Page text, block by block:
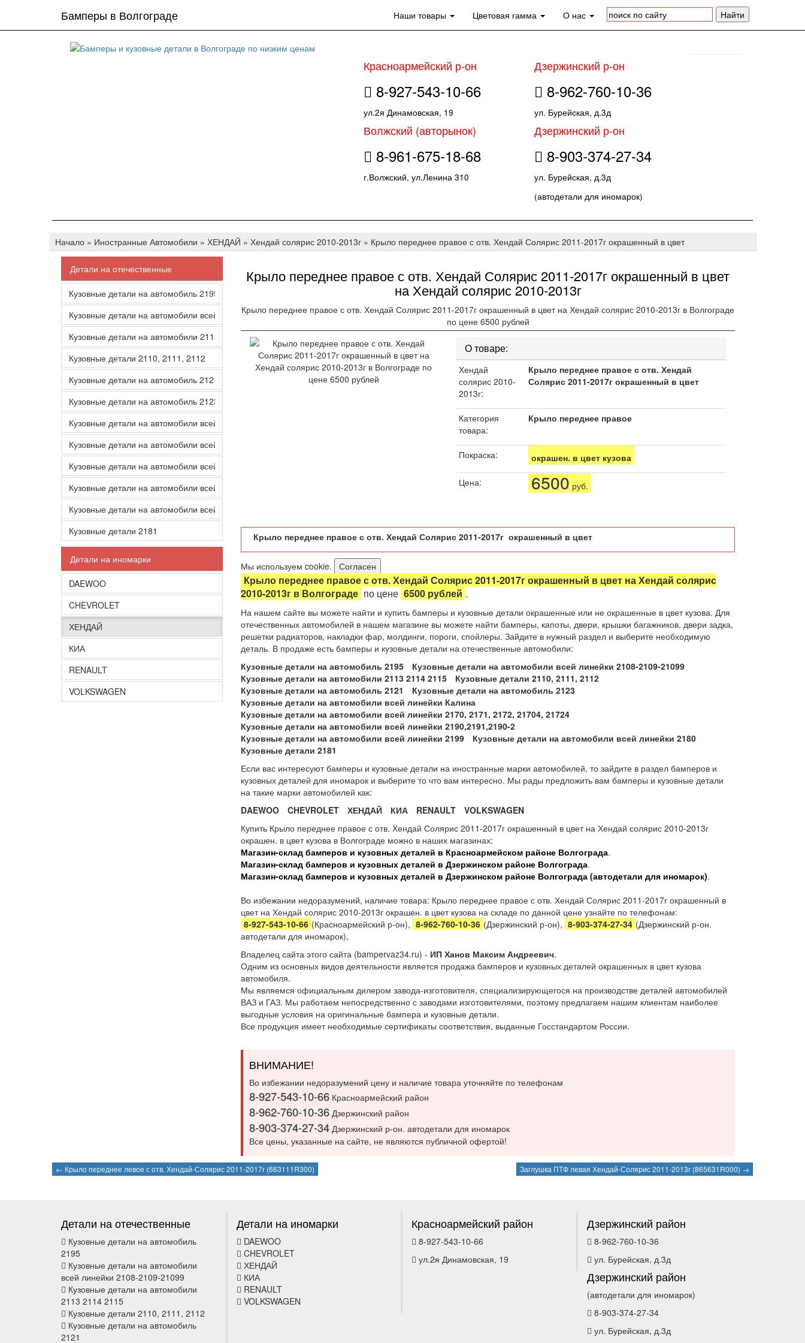
Бамперы в Волгограде Наши товары Цветовая гамма О нас
Красноармейский р-он
8-927-543-10-66
ул.2я Динамовская, 19
Волжский (авторынок)
8-961-675-18-68
г.Волжский, ул.Ленина 310
Дзержинский р-он
8-962-760-10-36
ул. Бурейская, д.3д
Дзержинский р-он
8-903-374-27-34
ул. Бурейская, д.3д
(автодетали для иномарок)
Начало » Иностранные Автомобили » ХЕНДАЙ » Хендай солярис 2010-2013г » Крыло переднее правое с отв. Хендай Солярис 2011-2017г окрашенный в цвет
Детали на отечественные
Кузовные детали на автомобиль 2195
Кузовные детали на автомобили всей линейки 2108-2109-21099
Кузовные детали на автомобили 2113 2114 2115
Кузовные детали 2110, 2111, 2112
Кузовные детали на автомобиль 2121
Кузовные детали на автомобиль 2123
Кузовные детали на автомобили всей линейки Калина
Кузовные детали на автомобили всей линейки 2170, 2171, 2172, 21704, 21724
Кузовные детали на автомобили всей линейки 2190,2191,2190-2
Кузовные детали на автомобили всей линейки 2199
Кузовные детали на автомобили всей линейки 2180
Кузовные детали 2181
Детали на иномарки
DAEWOO
CHEVROLET
ХЕНДАЙ
КИА
RENAULT
VOLKSWAGEN
Крыло переднее правое с отв. Хендай Солярис 2011-2017г окрашенный в цвет
на Хендай солярис 2010-2013г
Крыло переднее правое с отв. Хендай Солярис 2011-2017г окрашенный в цвет на Хендай солярис 2010-2013г в Волгограде
по цене 6500 рублей
О товаре:
Хендай
солярис 2010-
2013г:
Крыло переднее правое с отв. Хендай
Солярис 2011-2017г окрашенный в цвет
Категория
товара:
Крыло переднее правое
Покраска: окрашен. в цвет кузова
Цена: 6500 руб.
Крыло переднее правое с отв. Хендай Солярис 2011-2017г окрашенный в цвет
Мы используем cookie. Согласен
Крыло переднее правое с отв. Хендай Солярис 2011-2017г окрашенный в цвет на Хендай солярис
2010-2013г в Волгограде по цене 6500 рублей .
На нашем сайте вы можете найти и купить бамперы и кузовные детали окрашенные или не окрашенные в цвет кузова. Для
отечественных автомобилей в нашем магазине вы можете найти бамперы, капоты, двери, крышки багажников, двери задка,
решетки радиаторов, накладки фар, молдинги, пороги, спойлеры. Зайдите в нужный раздел и выберите необходимую
деталь. В продаже есть бамперы и кузовные детали на отечественные автомобили:
Кузовные детали на автомобиль 2195
Кузовные детали на автомобили всей линейки 2108-2109-21099
Кузовные детали на автомобили 2113 2114 2115
Кузовные детали 2110, 2111, 2112
Кузовные детали на автомобиль 2121
Кузовные детали на автомобиль 2123
Кузовные детали на автомобили всей линейки Калина
Кузовные детали на автомобили всей линейки 2170, 2171, 2172, 21704, 21724
Кузовные детали на автомобили всей линейки 2190,2191,2190-2
Кузовные детали на автомобили всей линейки 2199
Кузовные детали на автомобили всей линейки 2180
Кузовные детали 2181
Если вас интересуют бамперы и кузовные детали на иностранные марки автомобилей, то зайдите в раздел бамперов и
кузовных деталей для иномарок и выберите то что вам интересно. Мы рады предложить вам бамперы и кузовные детали
на такие марки автомобилей как:
DAEWOO
CHEVROLET ХЕНДАЙ КИА RENAULT
VOLKSWAGEN
Купить Крыло переднее правое с отв. Хендай Солярис 2011-2017г окрашенный в цвет на Хендай солярис 2010-2013г
окрашен. в цвет кузова в Волгограде можно в наших магазинах:
Магазин-склад бамперов и кузовных деталей в Красноармейском районе Волгограда.
Магазин-склад бамперов и кузовных деталей в Дзержинском районе Волгограда.
Магазин-склад бамперов и кузовных деталей в Дзержинском районе Волгограда (автодетали для иномарок).
Во избежании недоразумений, наличие товара: Крыло переднее правое с отв. Хендай Солярис 2011-2017г окрашенный в
цвет на Хендай солярис 2010-2013г окрашен. в цвет кузова на складе по данной цене узнайте по телефонам:
8-927-543-10-66 (Красноармейский р-он), 8-962-760-10-36 (Дзержинский р-он), 8-903-374-27-34 (Дзержинский р-он.
автодетали для иномарок),
Владелец сайта этого сайта (bampervaz34.ru) - ИП Ханов Максим Андреевич.
Одним из основных видов деятельности является продажа бамперов и кузовных деталей окрашенных в цвет кузова
автомобиля.
Мы являемся официальным дилером завода-изготовителя, специализирующегося на производстве деталей автомобилей
ВАЗ и ГАЗ. Мы работаем непосредственно с заводами изготовителями, поэтому предлагаем нашим клиентам наиболее
выгодные условия на оригинальные бампера и кузовные детали.
Все продукция имеет необходимые сертификаты соответствия, выданные Госстандартом России.
ВНИМАНИЕ!
Во избежании недоразумений цену и наличие товара уточняйте по телефонам
8-927-543-10-66 Красноармейский район
8-962-760-10-36 Дзержинский район
8-903-374-27-34 Дзержинский р-он. автодетали для иномарок
Все цены, указанные на сайте, не являются публичной офертой!
← Крыло переднее левое с отв. Хендай-Солярис 2011-2017г (663111R300) Заглушка ПТФ левая Хендай-Солярис 2011-2013г (865631R000) →
Детали на отечественные
Кузовные детали на автомобиль
2195
Кузовные детали на автомобили
всей линейки 2108-2109-21099
Кузовные детали на автомобили
2113 2114 2115
Кузовные детали 2110, 2111, 2112
Кузовные детали на автомобиль
2121
Детали на иномарки
DAEWOO
CHEVROLET
ХЕНДАЙ
КИА
RENAULT
VOLKSWAGEN
Красноармейский район
8-927-543-10-66
ул.2я Динамовская, 19
Дзержинский район
8-962-760-10-36
ул. Бурейская, д.3д
Дзержинский район
(автодетали для иномарок)
8-903-374-27-34
ул. Бурейская, д.3д